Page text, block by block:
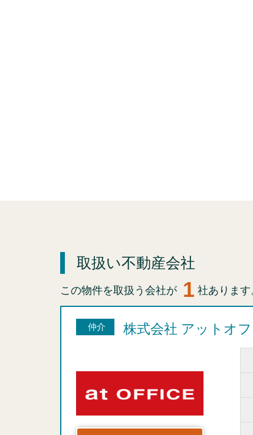
取扱い不動産会社
この物件を取扱う会社が 1 社あります
仲介 株式会社 アットオ